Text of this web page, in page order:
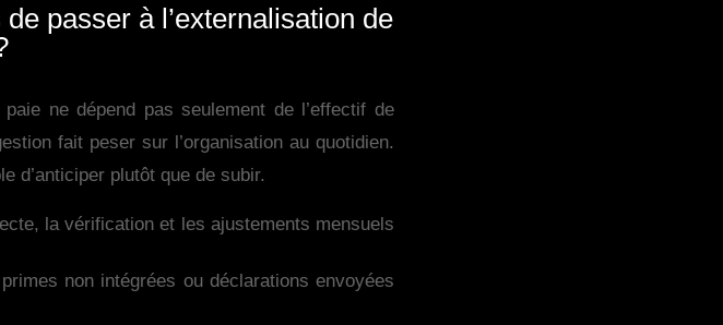
passer à l’externalisation de
ne dépend pas seulement de l’effectif de
fait peser sur l’organisation au quotidien.
d’anticiper plutôt que de subir.
la vérification et les ajustements mensuels
non intégrées ou déclarations envoyées